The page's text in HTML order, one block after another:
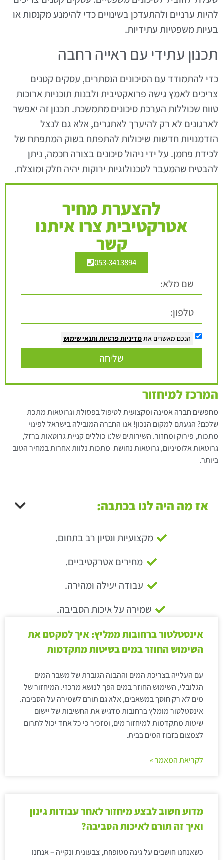
להיות ערניים ולהתעדכן בשינויים כדי להימנע מקנסות או
בעיות משפטיות עתידיות.
תכנון עתידי עם ראייה רחבה
כדי להתמודד עם הסיכונים הנסתרים, עסקים קטנים
צריכים לאמץ גישה פרואקטיבית ולבנות תוכניות ארוכות
טווח שכוללות הערכת סיכונים מתמשכת. תכנון זה יאפשר
לארגונים לא רק להיערך לאתגרים, אלא גם לנצל
הזדמנויות חדשות שיכולות להתפתח בשוק המתפתח של
לכידת פחמן. על ידי ניהול סיכונים בצורה חכמה, ניתן
להבטיח שהמעבר לטכנולוגיות ירוקות יהיה חלק ומוצלח.
להצערת מחיר
אטרקטיבית צרו איתנו
קשר
053-3413894
הנכם מאשרים אתמדיניות פרטיות ותנאי שימוש
שליחה
המרכז למיחזור
מחפשים חברה אמינה ומקצועית לטיפול בפסולת וגרוטאות מתכת
שלכם? הגעתם למקום הנכון! אנו החברה המובילה בישראל לפינוי
מתכות, פירוק ומחזור. השירותים שלנו כוללים קניית גרוטאות ברזל,
גרוטאות אלומיניום, גרוטאות נחושת ומתכות נלוות אחרות במחיר הטוב
ביותר.
אז מה היה לנו בכתבה:
מקצועיות ונסיון רב בתחום.
מחירים אטרקטיביים.
עבודה יעילה ומהירה.
שמירה על איכות הסביבה.
אינסטלטור ברחובות ממליץ: איך למקסם את
השימוש החוזר במים בשיטות מתקדמות
עם העלייה בצריכת המים וההבנה הגוברת של משבר המים
הגלובלי, השימוש החוזר במים הפך לנושא מרכזי. המיחזור של
מים לא רק חוסך במשאבים, אלא גם תורם לשמירה על הסביבה.
אינסטלטור מומלץ ברחובות מדגיש את החשיבות של יישום
שיטות מתקדמות למיחזור מים, ומזכיר כי כל אחד יכול לתרום
לצמצום בזבוז המים בבית.
לקריאת המאמר »
מדוע חשוב לבצע מיחזור לאחר עבודות גינון
ואיך זה תורם לאיכות הסביבה?
כשאנחנו חושבים על גינה מטופחת, צבעונית ונקייה – אנחנו